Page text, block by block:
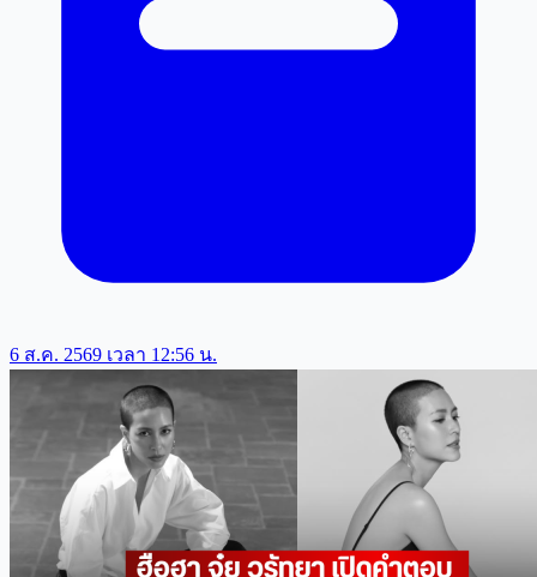
6 ส.ค. 2569 เวลา 12:56 น.